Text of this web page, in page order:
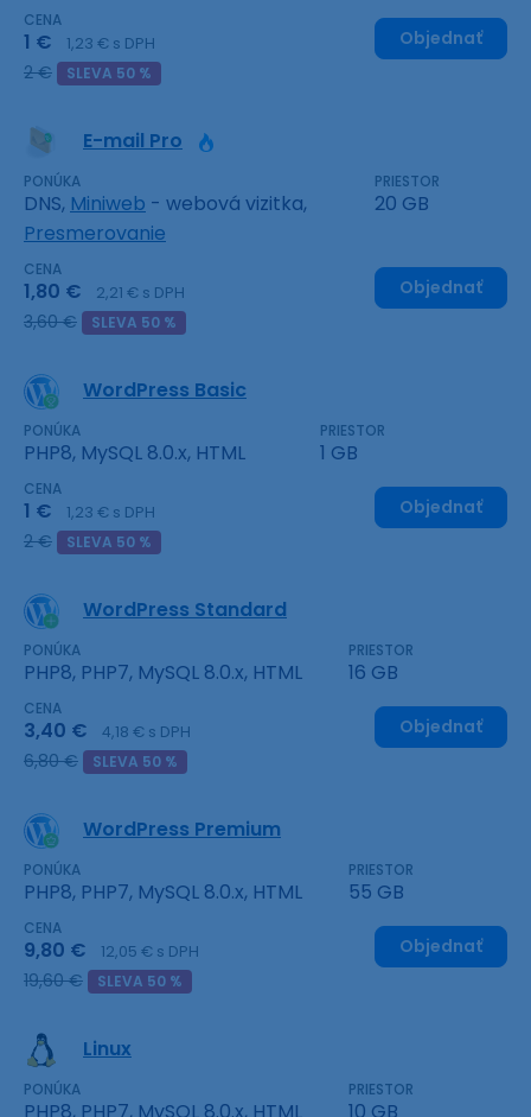
CENA
1 € 1,23 € s DPH
2 € SLEVA 50 %
Objednať
E-mail Pro
PONÚKA
DNS, Miniweb - webová vizitka,
Presmerovanie
PRIESTOR
20 GB
CENA
1,80 € 2,21 € s DPH
3,60 € SLEVA 50 %
Objednať
WordPress Basic
PONÚKA
PHP8, MySQL 8.0.x, HTML
PRIESTOR
1 GB
CENA
1 € 1,23 € s DPH
2 € SLEVA 50 %
Objednať
WordPress Standard
PONÚKA
PHP8, PHP7, MySQL 8.0.x, HTML
PRIESTOR
16 GB
CENA
3,40 € 4,18 € s DPH
6,80 € SLEVA 50 %
Objednať
WordPress Premium
PONÚKA
PHP8, PHP7, MySQL 8.0.x, HTML
PRIESTOR
55 GB
CENA
9,80 € 12,05 € s DPH
19,60 € SLEVA 50 %
Objednať
Linux
PONÚKA PRIESTOR